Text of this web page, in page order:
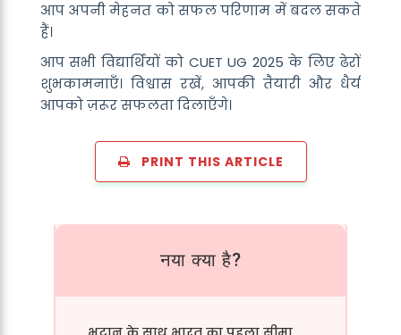
आप अपनी मेहनत को सफल परिणाम में बदल सकते
हैं।
आप सभी विद्यार्थियों को CUET UG 2025 के लिए ढेरों
शुभकामनाएँ। विश्वास रखें, आपकी तैयारी और धैर्य
आपको ज़रूर सफलता दिलाएँगे।
PRINT THIS ARTICLE
नया क्या है?